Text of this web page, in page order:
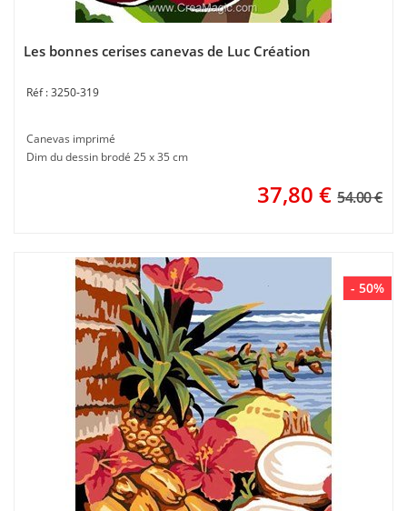
Les bonnes cerises canevas de Luc Création
3250-319
Canevas imprimé
Dim du dessin brodé 25 x 35 cm
37,80 € 54.00 €
- 50%